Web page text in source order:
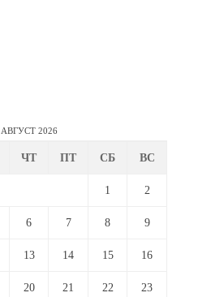
АВГУСТ 2026
ЧТ ПТ СБ ВС
1 2
6 7 8 9
13 14 15 16
20 21 22 23